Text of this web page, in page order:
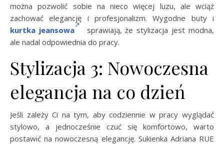
można pozwolić sobie na nieco więcej luzu, ale wciąż
zachować elegancję i profesjonalizm. Wygodne buty i
kurtka jeansowa
sprawiają, że stylizacja jest modna,
ale nadal odpowiednia do pracy.
Stylizacja 3: Nowoczesna
elegancja na co dzień
Jeśli zależy Ci na tym, aby codziennie w pracy wyglądać
stylowo, a jednocześnie czuć się komfortowo, warto
postawić na nowoczesną elegancję. Sukienka Adriana RUE